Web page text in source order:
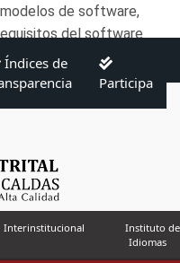
de software,
del software
Índices de
Participa
Interinstitucional
Instituto de
Idiomas